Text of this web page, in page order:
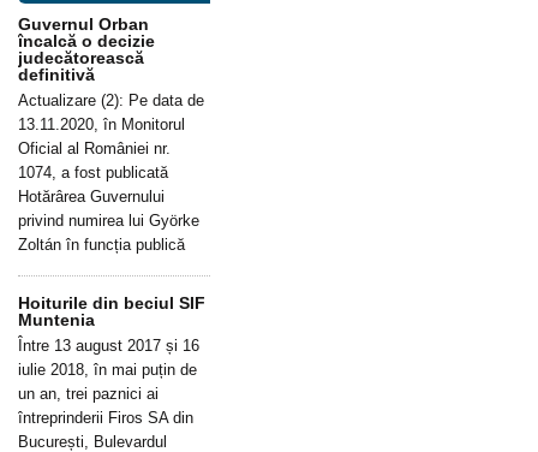
Guvernul Orban
încalcă o decizie
judecătorească
definitivă
Actualizare (2): Pe data de
13.11.2020, în Monitorul
Oficial al României nr.
1074, a fost publicată
Hotărârea Guvernului
privind numirea lui Györke
Zoltán în funcția publică
Hoiturile din beciul SIF
Muntenia
Între 13 august 2017 și 16
iulie 2018, în mai puțin de
un an, trei paznici ai
întreprinderii Firos SA din
București, Bulevardul